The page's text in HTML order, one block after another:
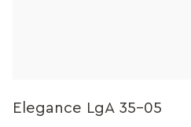
Elegance LgA 35-05